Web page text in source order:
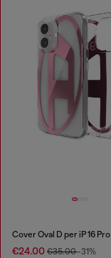
Cover Oval D per iP 16 Pro
€24.00 €35.00-31%